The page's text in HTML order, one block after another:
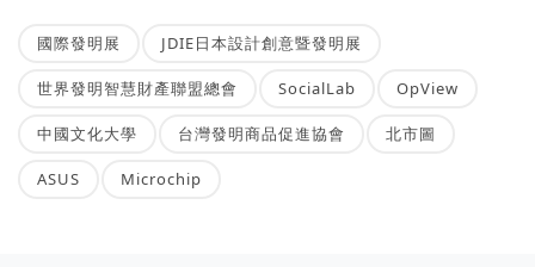
國際發明展 JDIE日本設計創意暨發明展
世界發明智慧財產聯盟總會 SocialLab OpView
中國文化大學 台灣發明商品促進協會 北市圖
ASUS Microchip